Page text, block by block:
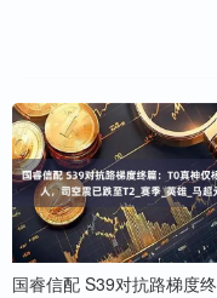
国睿信配 S39对抗路梯度终